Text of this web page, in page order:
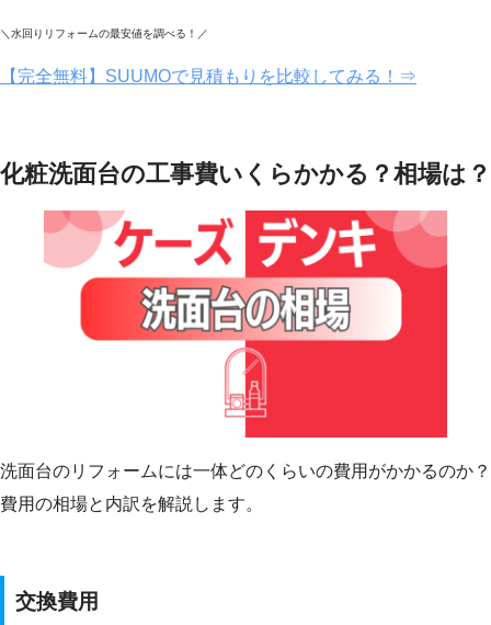
＼水回りリフォームの最安値を調べる！／
【完全無料】SUUMOで見積もりを比較してみる！⇒
化粧洗面台の工事費いくらかかる？相場は？
洗面台のリフォームには一体どのくらいの費用がかかるのか？
費用の相場と内訳を解説します。
交換費用